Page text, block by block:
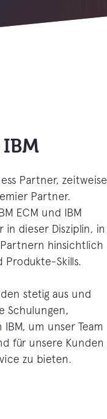
Partner, zeitweise
Partner.
ECM und IBM
dieser Disziplin, in
hinsichtlich
Produkte-Skills.
stetig aus und
Schulungen,
um unser Team
für unsere Kunden
zu bieten.